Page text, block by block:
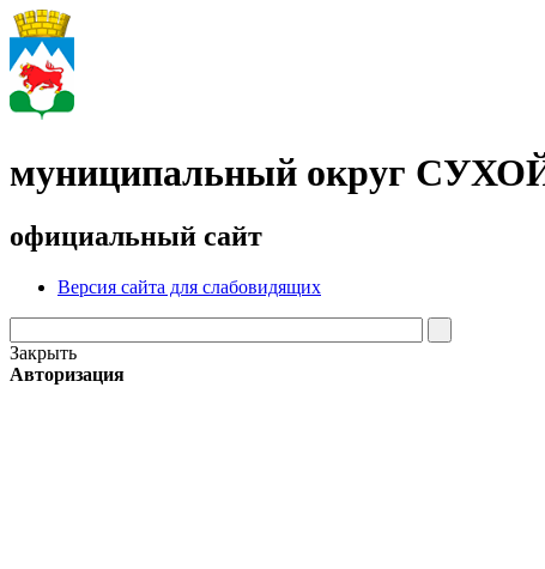
муниципальный округ
официальный сайт
Версия сайта для слабовидящих
Закрыть
Авторизация